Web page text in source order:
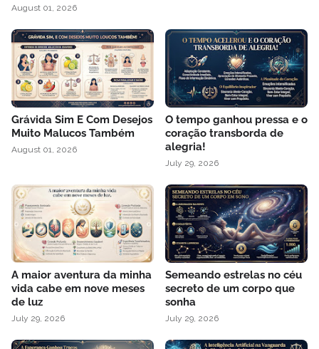
August 01, 2026
Grávida Sim E Com Desejos
Muito Malucos Também
August 01, 2026
O tempo ganhou pressa e o
coração transborda de
alegria!
July 29, 2026
A maior aventura da minha
vida cabe em nove meses
de luz
July 29, 2026
Semeando estrelas no céu
secreto de um corpo que
sonha
July 29, 2026